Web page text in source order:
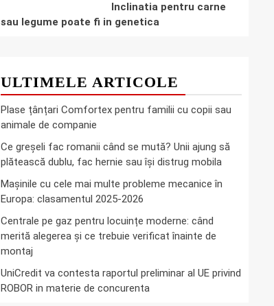
Inclinatia pentru carne
sau legume poate fi in genetica
ULTIMELE ARTICOLE
Plase țânțari Comfortex pentru familii cu copii sau
animale de companie
Ce greşeli fac romanii când se mută? Unii ajung să
plătească dublu, fac hernie sau îşi distrug mobila
Mașinile cu cele mai multe probleme mecanice în
Europa: clasamentul 2025-2026
Centrale pe gaz pentru locuințe moderne: când
merită alegerea și ce trebuie verificat înainte de
montaj
UniCredit va contesta raportul preliminar al UE privind
ROBOR in materie de concurenta